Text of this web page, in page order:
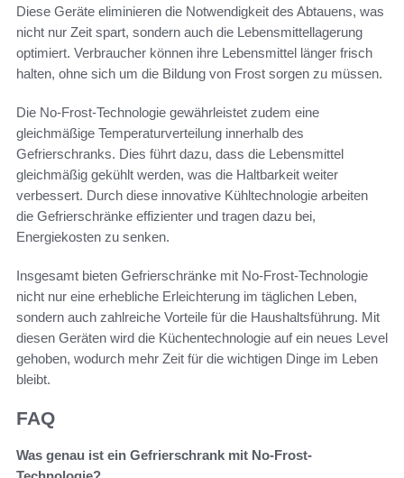
Diese Geräte eliminieren die Notwendigkeit des Abtauens, was
nicht nur Zeit spart, sondern auch die Lebensmittellagerung
optimiert. Verbraucher können ihre Lebensmittel länger frisch
halten, ohne sich um die Bildung von Frost sorgen zu müssen.
Die No-Frost-Technologie gewährleistet zudem eine
gleichmäßige Temperaturverteilung innerhalb des
Gefrierschranks. Dies führt dazu, dass die Lebensmittel
gleichmäßig gekühlt werden, was die Haltbarkeit weiter
verbessert. Durch diese innovative Kühltechnologie arbeiten
die Gefrierschränke effizienter und tragen dazu bei,
Energiekosten zu senken.
Insgesamt bieten Gefrierschränke mit No-Frost-Technologie
nicht nur eine erhebliche Erleichterung im täglichen Leben,
sondern auch zahlreiche Vorteile für die Haushaltsführung. Mit
diesen Geräten wird die Küchentechnologie auf ein neues Level
gehoben, wodurch mehr Zeit für die wichtigen Dinge im Leben
bleibt.
FAQ
Was genau ist ein Gefrierschrank mit No-Frost-